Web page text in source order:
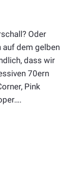
Oder
auf dem gelben
dass wir
70ern
Pink